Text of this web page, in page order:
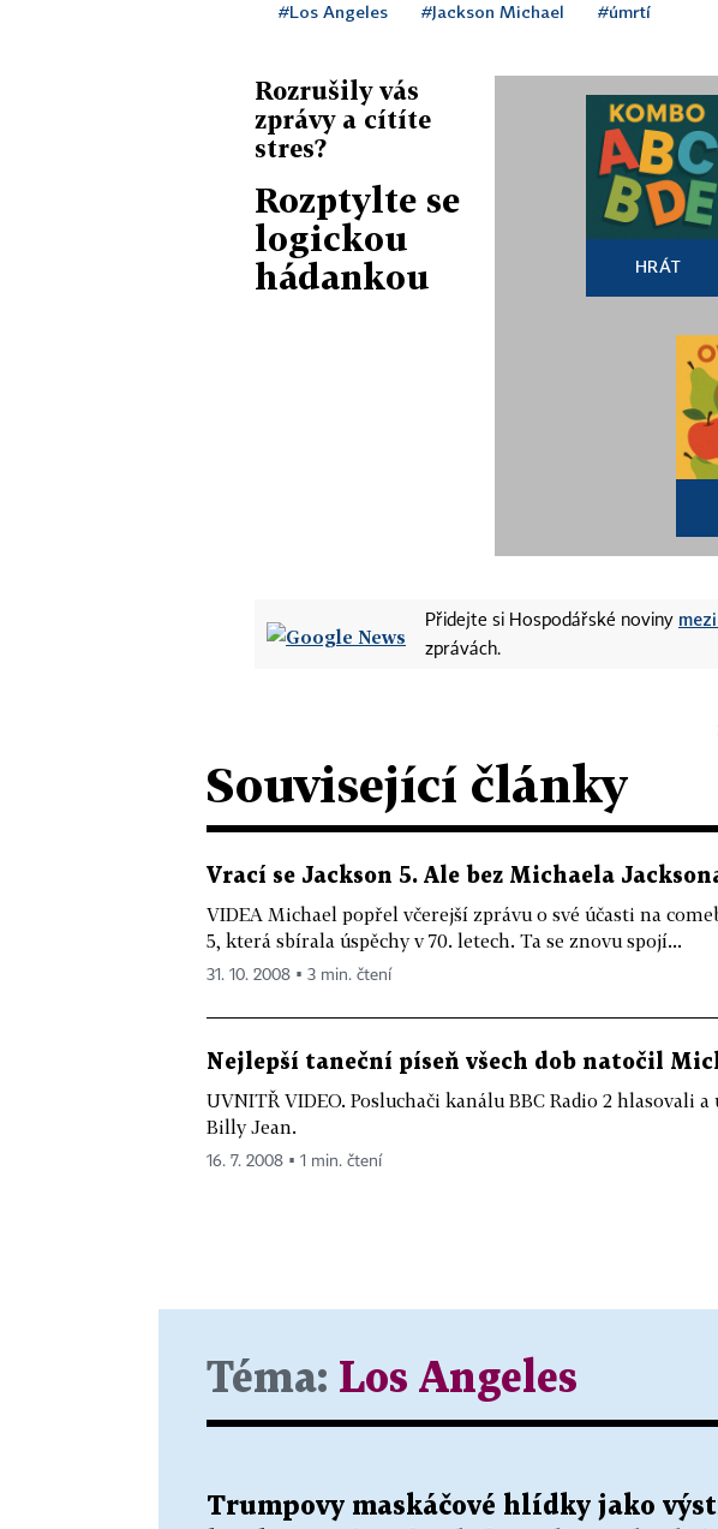
#Los Angeles #Jackson Michael #úmrtí
Rozrušily vás
zprávy a cítíte
stres?
Rozptylte se
logickou
hádankou
HRÁT
Přidejte si Hospodářské noviny
zprávách.
Související články
Vrací se Jackson 5. Ale bez Michaela
VIDEA Michael popřel včerejší zprávu o své účasti na
5, která sbírala úspěchy v 70. letech. Ta se znovu spojí...
31. 10. 2008 ▪ 3 min. čtení
Nejlepší taneční píseň všech dob natočil
UVNITŘ VIDEO. Posluchači kanálu BBC Radio 2 hlasovali
Billy Jean.
16. 7. 2008 ▪ 1 min. čtení
Téma: Los Angeles
Trumpovy maskáčové hlídky jako